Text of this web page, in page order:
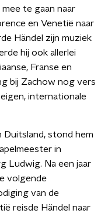
te gaan naar
en Venetië naar
Händel zijn muziek
hij ook allerlei
Franse en
bij Zachow nog vers
internationale
Duitsland, stond hem
in
Ludwig. Na een jaar
volgende
van de
reisde Händel naar